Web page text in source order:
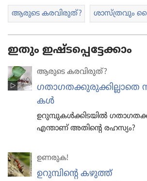
ആരുടെ കരവി​രുത്‌? ശാസ്‌ത്ര​വും
ഇതും ഇഷ്ടപ്പെട്ടേക്കാം
ആരുടെ കരവി​രുത്‌?
ഗതാഗ​ത​ക്കു​രു​ക്കി​ല്ലാ​തെ
കൾ
ഉറുമ്പു​കൾക്കി​ട​യിൽ
എന്താണ്‌ അതിന്റെ രഹസ്യം?
ഉണരുക!
ഉറുമ്പി​ന്റെ കഴുത്ത്‌